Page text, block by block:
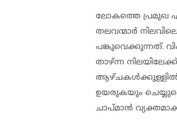
ലോകത്തെ പ്രമുഖ
തലവന്മാർ
പങ്കുവെക്കുന്നത്.
താഴ്ന്ന
ഉയരുകയും
ചാപ്മാൻ